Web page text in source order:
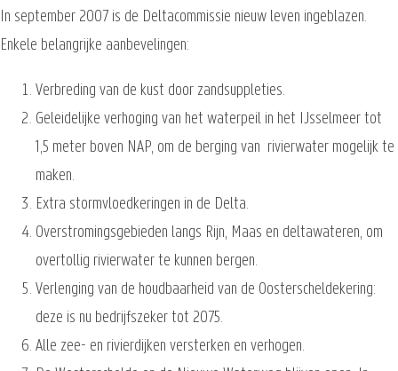
In september 2007 is de Deltacommissie nieuw leven ingeblazen.
Enkele belangrijke aanbevelingen:
Verbreding van de kust door zandsuppleties.
Geleidelijke verhoging van het waterpeil in het IJsselmeer tot
1,5 meter boven NAP, om de berging van rivierwater mogelijk te
maken.
Extra stormvloedkeringen in de Delta.
Overstromingsgebieden langs Rijn, Maas en deltawateren, om
overtollig rivierwater te kunnen bergen.
Verlenging van de houdbaarheid van de Oosterscheldekering:
deze is nu bedrijfszeker tot 2075.
Alle zee- en rivierdijken versterken en verhogen.